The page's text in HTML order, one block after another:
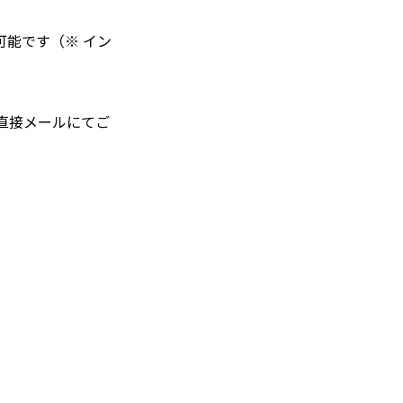
能です（※ イン
接メールにてご